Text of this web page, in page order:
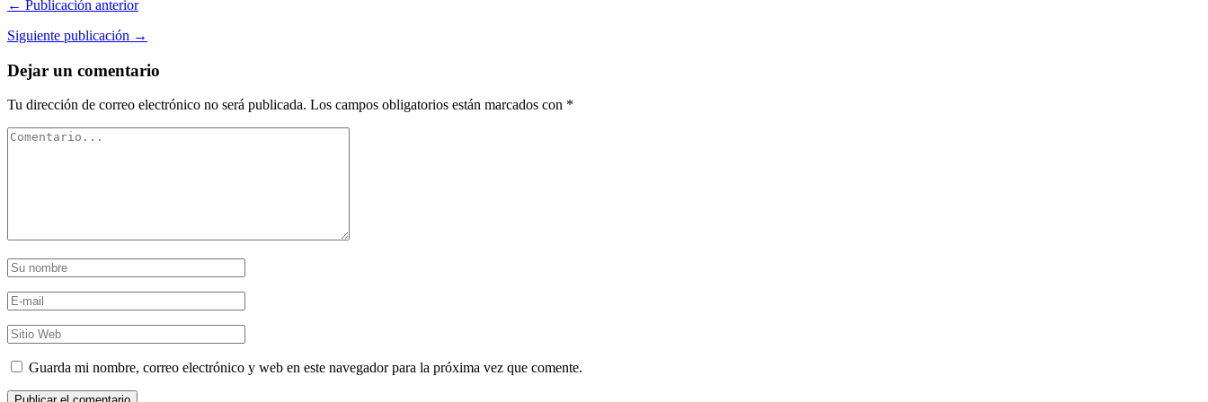
← Publicación anterior
Siguiente publicación →
Dejar un comentario
Tu dirección de correo electrónico no será publicada. Los campos obligatorios están marcados con *
Guarda mi nombre, correo electrónico y web en este navegador para la próxima vez que comente.